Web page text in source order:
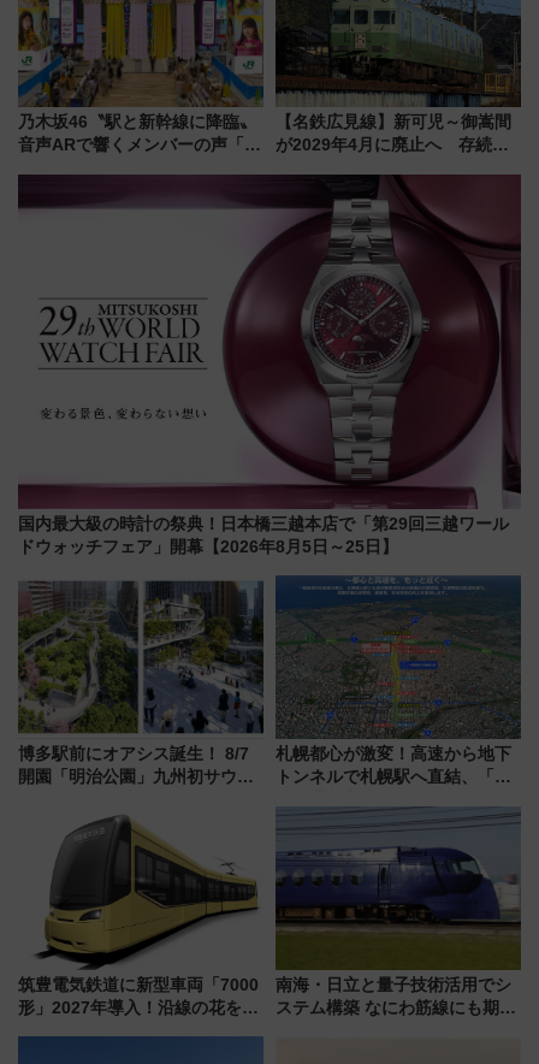
乃木坂46〝駅と新幹線に降臨〟
音声ARで響くメンバーの声「真
【名鉄広見線】新可児～御嵩間
が2029年4月に廃止へ 存続協
国内最大級の時計の祭典！日本橋三越本店で「第29回三越ワール
ドウォッチフェア」開幕【2026年8月5日～25日】
博多駅前にオアシス誕生！ 8/7
開園「明治公園」九州初サウナ
品グルメ登場で駅前の過ごし方
はどう変わる？
札幌都心が激変！高速から地下
トンネルで札幌駅へ直結、「創
から本格着工、延長4.8km整備
事業の全貌
筑豊電気鉄道に新型車両「7000
形」2027年導入！沿線の花をイ
南海・日立と量子技術活用でシ
ステム構築 なにわ筋線にも期待